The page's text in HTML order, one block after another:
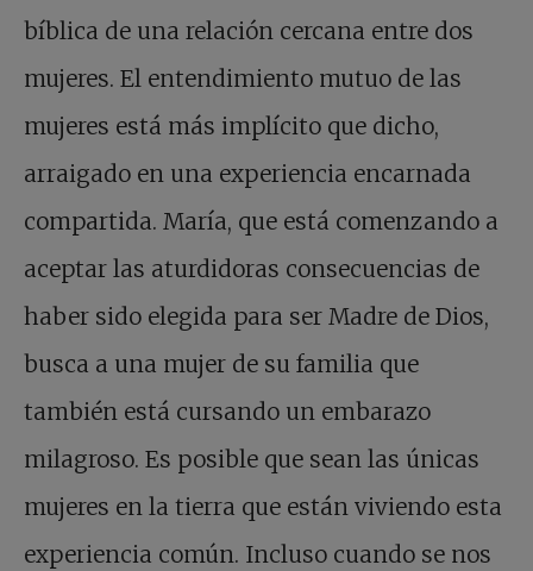
bíblica de una relación cercana entre dos
mujeres. El entendimiento mutuo de las
mujeres está más implícito que dicho,
arraigado en una experiencia encarnada
compartida. María, que está comenzando a
aceptar las aturdidoras consecuencias de
haber sido elegida para ser Madre de Dios,
busca a una mujer de su familia que
también está cursando un embarazo
milagroso. Es posible que sean las únicas
mujeres en la tierra que están viviendo esta
experiencia común. Incluso cuando se nos